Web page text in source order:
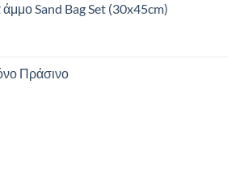
άμμο Sand Bag Set (30x45cm)
Πράσινο